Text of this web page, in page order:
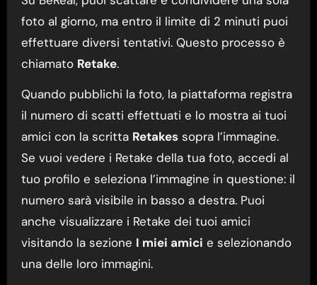
foto al giorno, ma entro il limite di 2 minuti puoi
effettuare diversi tentativi. Questo processo è
chiamato Retake.
Quando pubblichi la foto, la piattaforma registra
il numero di scatti effettuati e lo mostra ai tuoi
amici con la scritta Retakessopra l’immagine.
Se vuoi vedere i Retake della tua foto, accedi al
tuo profilo e seleziona l’immagine in questione: il
numero sarà visibile in basso a destra. Puoi
anche visualizzare i Retake dei tuoi amici
visitando la sezione I miei amici e selezionando
una delle loro immagini.